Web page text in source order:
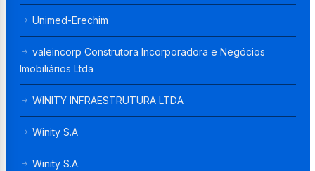
Unimed-Erechim
valeincorp Construtora Incorporadora e Negócios
Imobiliários Ltda
WINITY INFRAESTRUTURA LTDA
Winity S.A
Winity S.A.